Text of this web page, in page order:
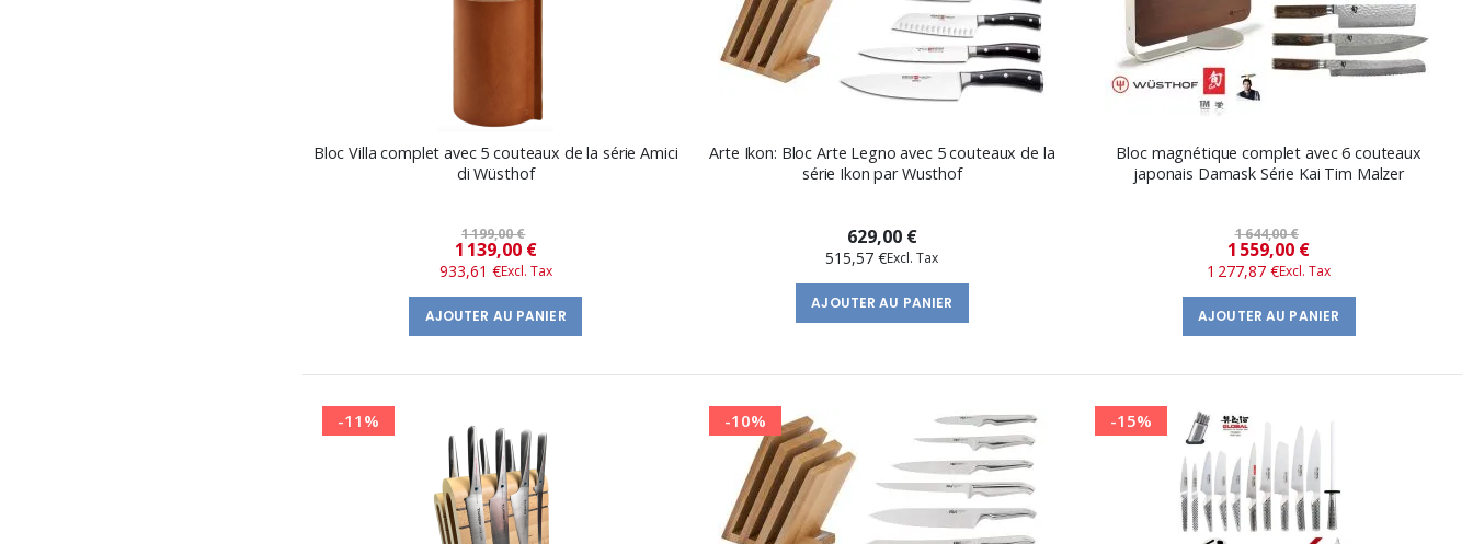
Bloc Villa complet avec 5 couteaux de la série Amici
di Wüsthof
1 199,00 €
Prix
​​
spécial
1 139,00 €
933,61 €
AJOUTER AU PANIER
Arte Ikon: Bloc Arte Legno avec 5 couteaux de la
série Ikon par Wusthof
629,00 €
515,57 €
AJOUTER AU PANIER
Bloc magnétique complet avec 6 couteaux
japonais Damask Série Kai Tim Malzer
1 644,00 €
Prix
​​
spécial
1 559,00 €
1 277,87 €
AJOUTER AU PANIER
-11% -10% -15%